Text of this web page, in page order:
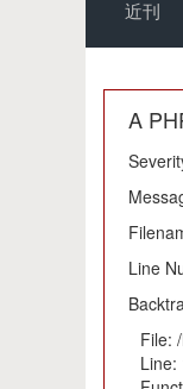
近刊
A
Line
File:
Line: